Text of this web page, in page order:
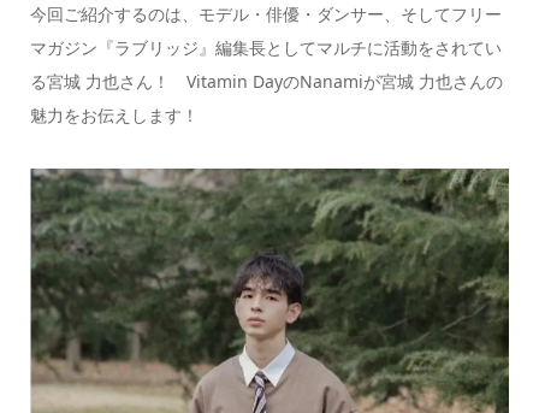
今回ご紹介するのは、モデル・俳優・ダンサー、そしてフリー
マガジン『ラブリッジ』編集長としてマルチに活動をされてい
る宮城 力也さん！ Vitamin DayのNanamiが宮城 力也さんの
魅力をお伝えします！